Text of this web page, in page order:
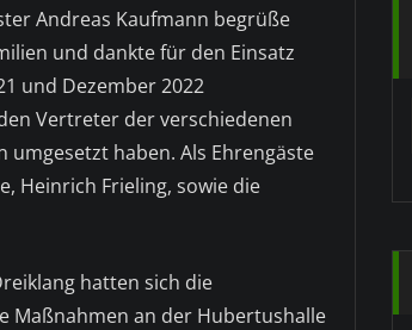
Andreas Kaufmann begrüße
und dankte für den Einsatz
und Dezember 2022
Vertreter der verschiedenen
haben. Als Ehrengäste
Heinrich Frieling, sowie die
hatten sich die
Maßnahmen an der Hubertushalle